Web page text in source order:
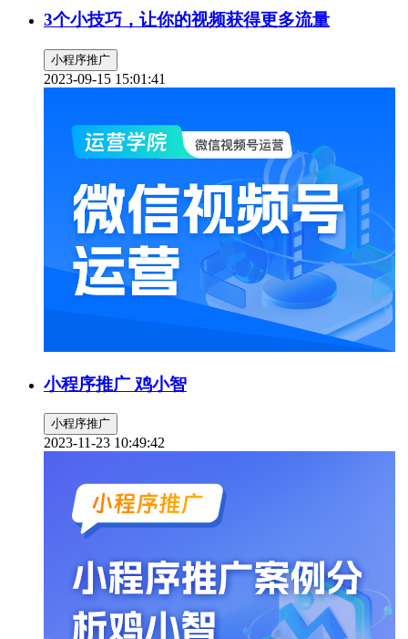
3个小技巧，让你的视频获得更多流量
小程序推广
2023-09-15 15:01:41
小程序推广 鸡小智
小程序推广
2023-11-23 10:49:42